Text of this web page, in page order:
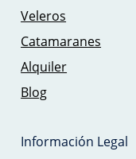
Veleros
Catamaranes
Alquiler
Blog
Información Legal